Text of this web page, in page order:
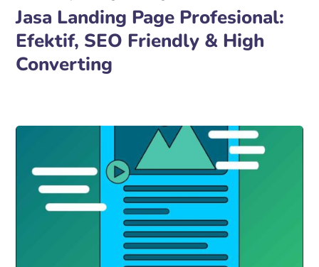
Jasa Landing Page Profesional:
Efektif, SEO Friendly & High
Converting